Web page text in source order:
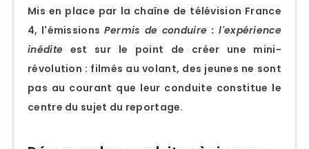
Mis en place par la chaîne de télévision France
4, l'émissions Permis de conduire : l'expérience
inédite est sur le point de créer une mini-
révolution : filmés au volant, des jeunes ne sont
pas au courant que leur conduite constitue le
centre du sujet du reportage.